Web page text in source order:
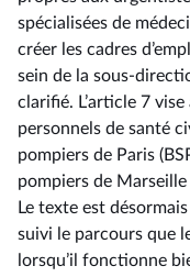
spécialisées de
créer les cadres
sein de la sous-
clarifié. L’article 7
personnels de santé
pompiers de Paris
pompiers de
Le texte est
suivi le parcours que
lorsqu’il fonctionne